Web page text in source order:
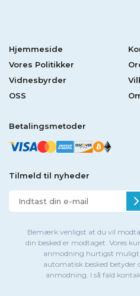
Hjemmeside
Vores Politikker
Vidnesbyrder
OSS
Betalingsmetoder
Tilmeld til nyheder
Bemærk venligst at du vil
din besked er modtaget. Vores
anmodning hurtigst
automatisk besked betyder
anmodning. I så fald